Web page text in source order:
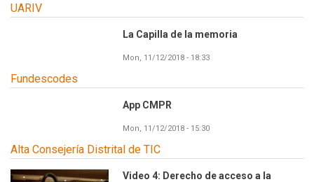
UARIV
La Capilla de la memoria
Mon, 11/12/2018 - 18:33
Fundescodes
App CMPR
Mon, 11/12/2018 - 15:30
Alta Consejería Distrital de TIC
Video 4: Derecho de acceso a la